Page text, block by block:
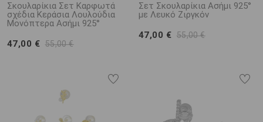
Σκουλαρίκια Σετ Καρφωτά
σχέδια Κεράσια Λουλούδια
Μονόπτερα Ασήμι 925°
47,00 € 55,00 €
Σετ Σκουλαρίκια Ασήμι 925°
με Λευκό Ζιργκόν
47,00 € 55,00 €